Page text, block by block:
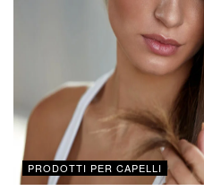
PRODOTTI PER CAPELLI